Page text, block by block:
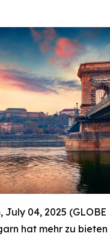
July 04, 2025 (GLOBE
hat mehr zu bieten